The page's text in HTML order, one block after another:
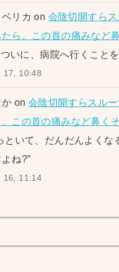
リカ on 会陰切開すらス
たら、この首の痛みなど
ついに、病院へ行くこと
17, 10:48
か on 会陰切開すらスルー
、この首の痛みなど鼻く
といて、だんだんよくな
よね?”
16, 11:14
索: